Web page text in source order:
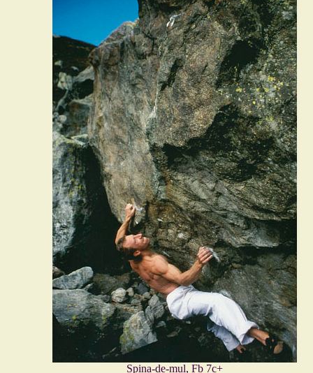
Spina-de-mul, Fb 7c+